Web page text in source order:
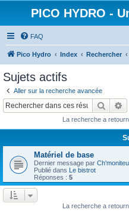
PICO HYDRO -
FAQ
Pico Hydro Index Rechercher
Sujets actifs
Aller sur la recherche avancée
La recherche a
Matériel de base
Dernier message par
Publié dans Le bistrot
Réponses : 5
La recherche a